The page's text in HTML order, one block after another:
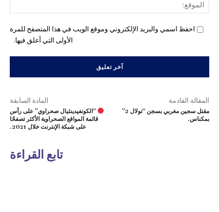
احفظ اسمي والبريد الإلكتروني وموقع الويب في هذا المتصفح للمرة
الأولى التي أعلق فيها.
المادة السابقة
“الكونفيدينثيال صحراوي” على رأس
قائمة المواقع الصحراوية الأكثر تصفحًا
على شبكة الإنترنت خلال 2021.
المقالة القادمة
مقتل سجين مغربي بسجن “تولال 2”
بمكناس.
تابع القراءة